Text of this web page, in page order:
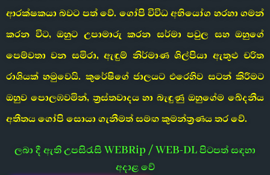
ආරක්ෂකයා බවට පත් වේ. ගෝපි විවිධ අභියෝග හරහා ගමන්
කරන විට, ඔහුට උපාමාරු කරන සර්මා පවුල සහ ඔහුගේ
පෙම්වතා වන සමිරා, ඇඳුම් නිර්මාණ ශිල්පියා ඇතුළු චරිත
රාශියක් හමුවෙයි. කුරේෂිගේ ජාලයට එරෙහිව සටන් කිරීමට
ඔහුව පොලඹවමින්, ත්‍රස්තවාදය හා බැඳුණු ඔහුගේම ඛේදනීය
අතීතය ගෝපි සොයා ගැනීමත් සමඟ කුමන්ත්‍රණය තර වේ.
ලබා දී ඇති උපසිරැසි WEBRip / WEB-DL පිටපත් සඳහා
අදාළ වේ